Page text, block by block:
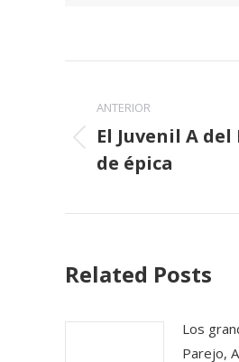
entre
ANTERIOR
Publicación
anterior:
El Juvenil A
de épica
Related Posts
Los
Parejo,